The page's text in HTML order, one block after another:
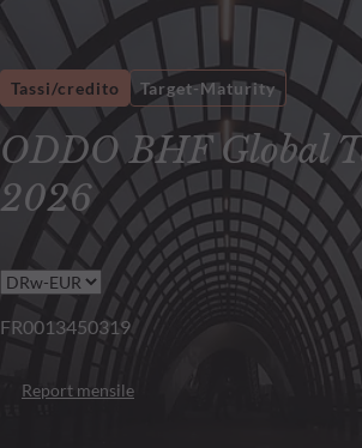
ODDO BHF Global
2026
Tassi/credito Target-Maturity
FR0013450319
Report mensile